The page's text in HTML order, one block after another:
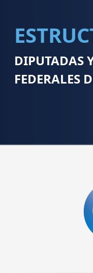
DIPUTADAS
FEDERALES